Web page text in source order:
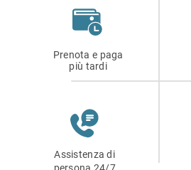
Prenota e paga
più tardi
Assistenza di